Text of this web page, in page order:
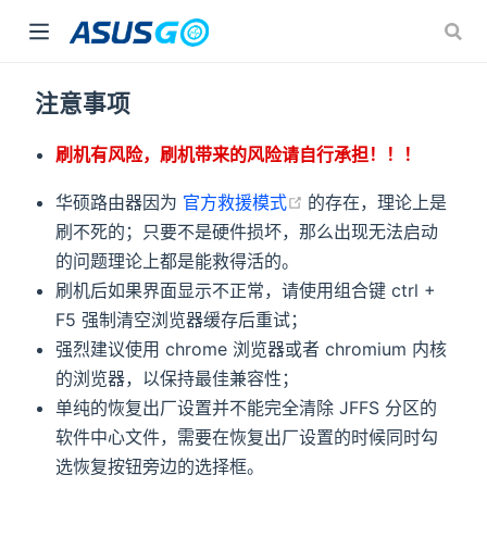
注意事项
刷机有风险，刷机带来的风险请自行承担！！！
华硕路由器因为 官方救援模式 (opens new window)
的存在，理论上是
刷不死的；只要不是硬件损坏，那么出现无法启动
的问题理论上都是能救得活的。
刷机后如果界面显示不正常，请使用组合键 ctrl +
F5 强制清空浏览器缓存后重试；
强烈建议使用 chrome 浏览器或者 chromium 内核
的浏览器，以保持最佳兼容性；
单纯的恢复出厂设置并不能完全清除 JFFS 分区的
软件中心文件，需要在恢复出厂设置的时候同时勾
选恢复按钮旁边的选择框。